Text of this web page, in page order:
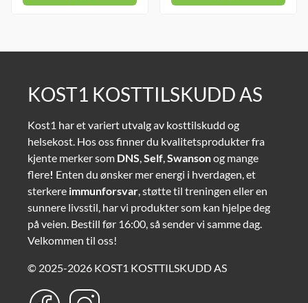
KOST1 KOSTTILSKUDD AS
Kost1 har et variert utvalg av kosttilskudd og
helsekost. Hos oss finner du kvalitetsprodukter fra
kjente merker som DNS Self Swansonog mange
flere! Enten du ønsker mer energi i hverdagen, et
sterkere immunforsvar , støtte til treningen eller en
sunnere livsstil, har vi produkter som kan hjelpe deg
på veien. Bestill før 16:00, så sender vi samme dag.
Velkommen til oss!
© 2025-2026 KOST1 KOSTTILSKUDD AS